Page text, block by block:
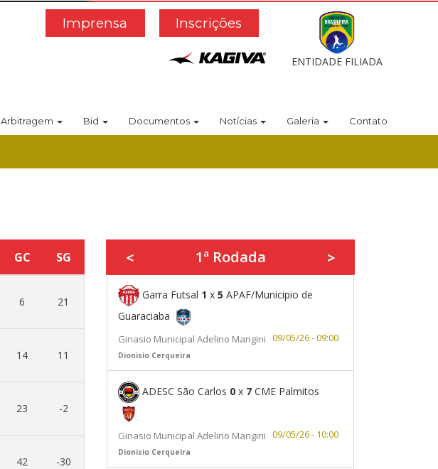
Inscrições
Imprensa
ENTIDADE FILIADA
Arbitragem Bid Documentos Notícias Galeria Contato
GC SG
6 21
14 11
23 -2
42 -30
< 1ª Rodada >
Garra Futsal 1 x 5 APAF/Municipio de
Guaraciaba
Ginasio Municipal Adelino Mangini
Dionisio Cerqueira
09/05/26 - 09:00
ADESC São Carlos 0 x 7 CME Palmitos
Ginasio Municipal Adelino Mangini
Dionisio Cerqueira
09/05/26 - 10:00